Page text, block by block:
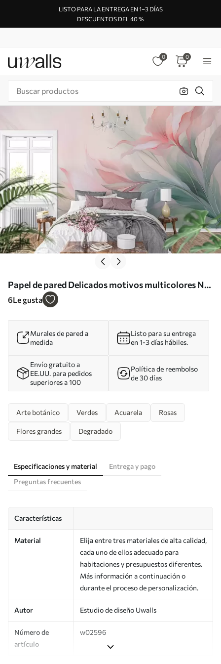
LISTO PARA LA ENTREGA EN 1–3 DÍAS
DESCUENTOS DEL 40 %
0 0
Papel de pared Delicados motivos multicolores Nr.
w02596
6Le gusta
Murales de pared a
medida
Listo para su entrega
en 1-3 días hábiles.
Envío gratuito a
EE.UU. para pedidos
superiores a 100
Política de reembolso
de 30 días
Arte botánico Verdes Acuarela Rosas
Flores grandes Degradado
Especificaciones y material
Entrega y pago
Preguntas frecuentes
Características
Material
Elija entre tres materiales de alta calidad,
cada uno de ellos adecuado para
habitaciones y presupuestos diferentes.
Más información a continuación o
durante el proceso de personalización.
Autor Estudio de diseño Uwalls
Número de
artículo
w02596